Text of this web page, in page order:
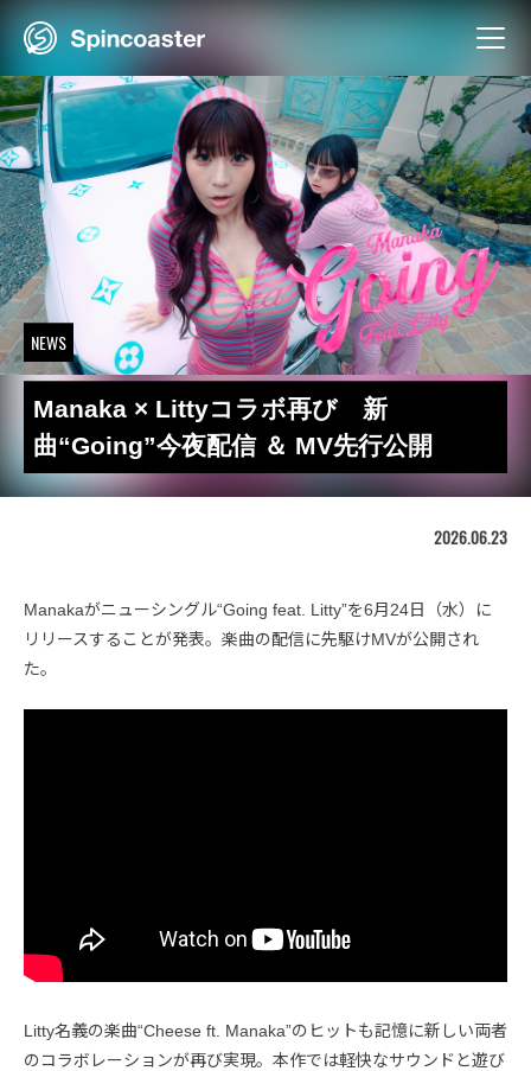
Skip
NEWS
Manaka × Littyコラボ再び 新
曲“Going”今夜配信 ＆ MV先行公開
2026.06.23
Manakaがニューシングル“Going feat. Litty”を6月24日（水）に
リリースすることが発表。楽曲の配信に先駆けMVが公開され
た。
Litty名義の楽曲“Cheese ft. Manaka”のヒットも記憶に新しい両者
のコラボレーションが再び実現。本作では軽快なサウンドと遊び